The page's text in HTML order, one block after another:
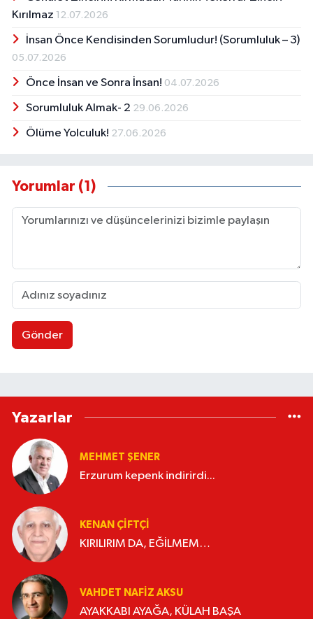
Kırılmaz 12.07.2026
İnsan Önce Kendisinden Sorumludur! (Sorumluluk – 3)
05.07.2026
Önce İnsan ve Sonra İnsan! 04.07.2026
Sorumluluk Almak- 2 29.06.2026
Ölüme Yolculuk! 27.06.2026
Yorumlar (1)
Gönder
Yazarlar
MEHMET ŞENER
Erzurum kepenk indirirdi...
KENAN ÇİFTÇİ
KIRILIRIM DA, EĞİLMEM…
VAHDET NAFIZ AKSU
AYAKKABI AYAĞA, KÜLAH BAŞA